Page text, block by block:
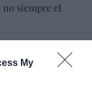
My
no siempre el
a